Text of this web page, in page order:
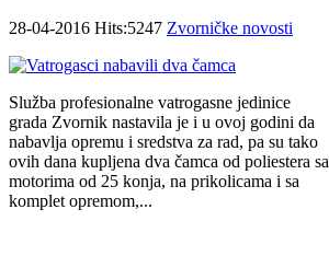
28-04-2016 Hits:5247 Zvorničke novosti
Služba profesionalne vatrogasne jedinice
grada Zvornik nastavila je i u ovoj godini da
nabavlja opremu i sredstva za rad, pa su tako
ovih dana kupljena dva čamca od poliestera sa
motorima od 25 konja, na prikolicama i sa
komplet opremom,...